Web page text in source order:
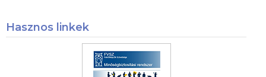
Hasznos linkek